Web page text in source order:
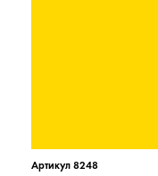
Артикул 8248